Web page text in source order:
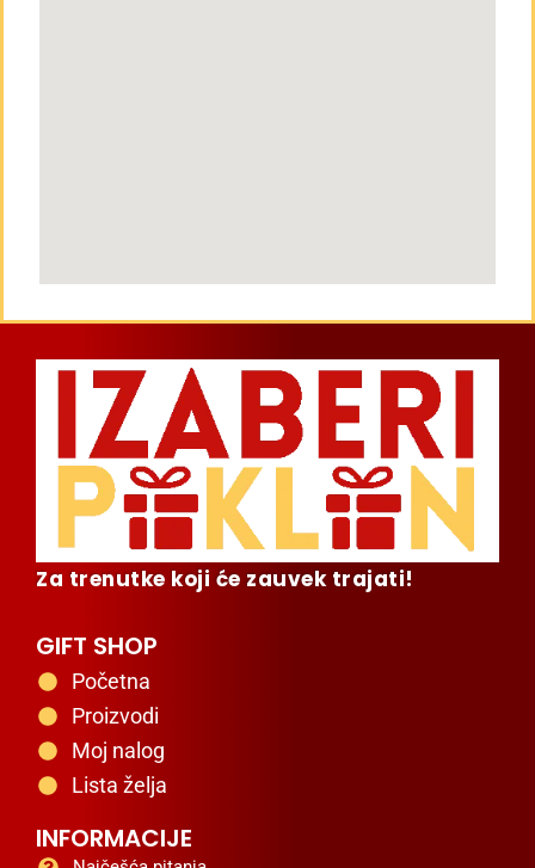
Za trenutke koji će zauvek trajati!
GIFT SHOP
Početna
Proizvodi
Moj nalog
Lista želja
INFORMACIJE